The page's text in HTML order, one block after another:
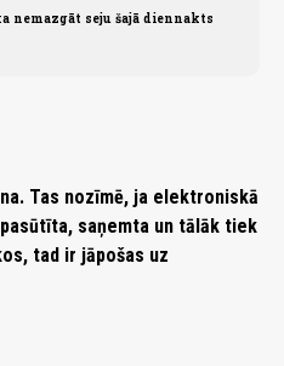
nemazgāt seju šajā diennakts
Tas nozīmē, ja elektroniskā
saņemta un tālāk tiek
tad ir jāpošas uz